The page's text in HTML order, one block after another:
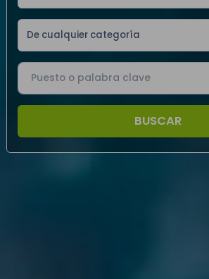
De cualquier categoría
BUSCAR